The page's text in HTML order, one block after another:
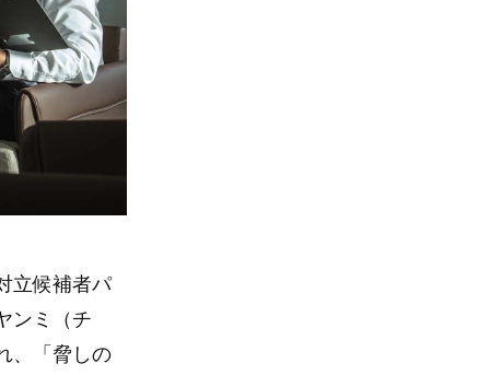
立候補者パ
ンミ（チ
、「脅しの